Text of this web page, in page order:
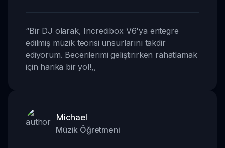
“Bir DJ olarak, Incredibox V6'ya entegre
edilmiş müzik teorisi unsurlarını takdir
ediyorum. Becerilerimi geliştirirken rahatlamak
için harika bir yol!,,
Michael
Müzik Öğretmeni